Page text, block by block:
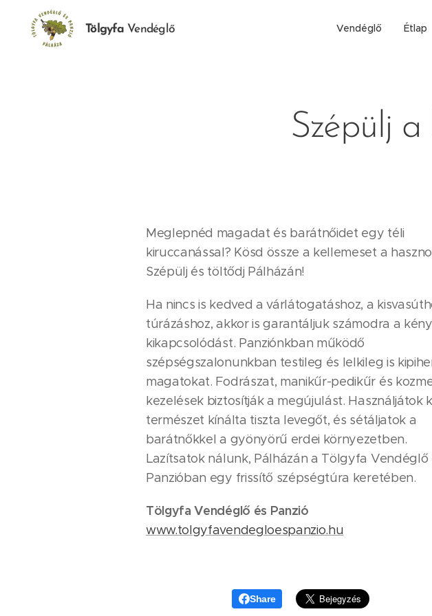
TölgyfaVendéglő Vendéglő Étlap
Szépülj a
Meglepnéd magadat és barátnőidet egy téli
kiruccanással? Kösd össze a kellemeset a
Szépülj és töltődj Pálházán!
Ha nincs is kedved a várlátogatáshoz, a
túrázáshoz, akkor is garantáljuk számodra a
kikapcsolódást. Panziónkban működő
szépségszalonunkban testileg és lelkileg is
magatokat. Fodrászat, manikűr-pedikűr és
kezelések biztosítják a megújulást. Használjátok
természet kínálta tiszta levegőt, és sétáljatok a
barátnőkkel a gyönyörű erdei környezetben.
Lazítsatok nálunk, Pálházán a Tölgyfa Vendéglő
Panzióban egy frissítő szépségtúra keretében.
Tölgyfa Vendéglő és Panzió
www.tolgyfavendegloespanzio.hu
Share